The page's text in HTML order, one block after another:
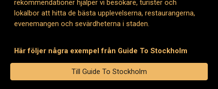
rekommendationer hjälper vi besökare, turister och
lokalbor att hitta de bästa upplevelserna, restaurangerna,
evenemangen och sevärdheterna i staden.
Här följer några exempel från Guide To Stockholm
Till Guide To Stockholm